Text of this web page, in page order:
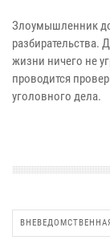
Злоумышленник
жизни ничего не
проводится
уголовного дела.